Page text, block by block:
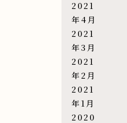
2021
年4月
2021
年3月
2021
年2月
2021
年1月
2020